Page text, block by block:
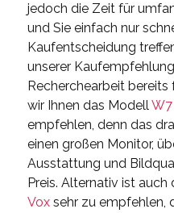
jedoch die Zeit für
und Sie einfach nur
Kaufentscheidung
unserer
Recherchearbeit bereits
wir Ihnen das Modell
empfehlen, denn das
einen großen Monitor,
Ausstattung und
Preis. Alternativ ist auch
Voxsehr zu empfehlen,